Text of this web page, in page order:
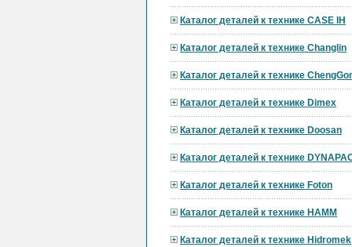
Каталог деталей к технике CASE IH
Каталог деталей к технике Changlin
Каталог деталей к технике
Каталог деталей к технике Dimex
Каталог деталей к технике Doosan
Каталог деталей к технике
Каталог деталей к технике Foton
Каталог деталей к технике HAMM
Каталог деталей к технике Hidromek